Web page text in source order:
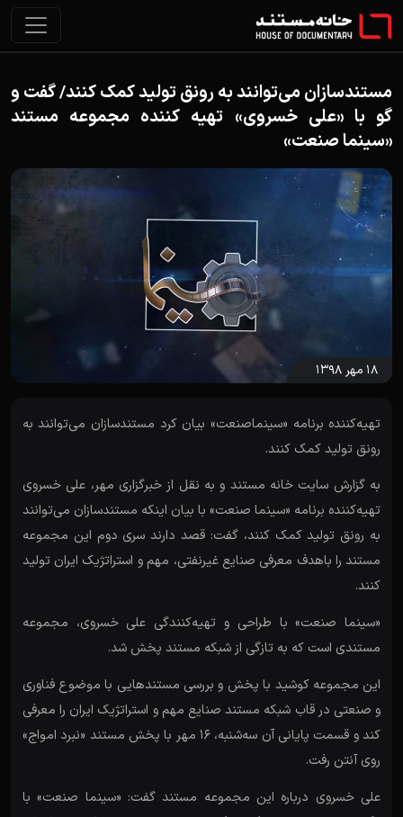
مستندسازان می‌توانند به رونق تولید کمک کنند/ گفت و
گو با «علی خسروی» تهیه کننده مجموعه مستند
«سینما صنعت»
۱۸ مهر ۱۳۹۸
تهیه‌کننده برنامه «سینماصنعت» بیان کرد مستندسازان می‌توانند به
رونق تولید کمک کنند.
به گزارش سایت خانه مستند و به نقل از خبرگزاری مهر، علی خسروی
تهیه‌کننده برنامه «سینما صنعت» با بیان اینکه مستندسازان می‌توانند
به رونق تولید کمک کنند، گفت: قصد دارند سری دوم این مجموعه
مستند را باهدف معرفی صنایع غیرنفتی، مهم و استراتژیک ایران تولید
کنند.
«سینما صنعت» با طراحی و تهیه‌کنندگی علی خسروی، مجموعه
مستندی است که به تازگی از شبکه مستند پخش شد.
این مجموعه کوشید با پخش و بررسی مستندهایی با موضوع فناوری
و صنعتی در قاب شبکه مستند صنایع مهم و استراتژیک ایران را معرفی
کند و قسمت پایانی آن سه‌شنبه، ۱۶ مهر با پخش مستند «نبرد امواج»
روی آنتن رفت.
علی خسروی درباره این مجموعه مستند گفت: «سینما صنعت» با